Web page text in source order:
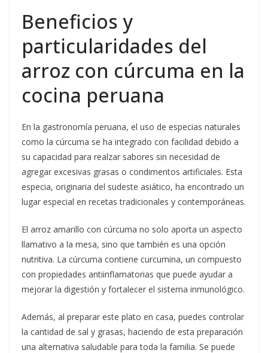
Beneficios y
particularidades del
arroz con cúrcuma en la
cocina peruana
En la gastronomía peruana, el uso de especias naturales
como la cúrcuma se ha integrado con facilidad debido a
su capacidad para realzar sabores sin necesidad de
agregar excesivas grasas o condimentos artificiales. Esta
especia, originaria del sudeste asiático, ha encontrado un
lugar especial en recetas tradicionales y contemporáneas.
El arroz amarillo con cúrcuma no solo aporta un aspecto
llamativo a la mesa, sino que también es una opción
nutritiva. La cúrcuma contiene curcumina, un compuesto
con propiedades antiinflamatorias que puede ayudar a
mejorar la digestión y fortalecer el sistema inmunológico.
Además, al preparar este plato en casa, puedes controlar
la cantidad de sal y grasas, haciendo de esta preparación
una alternativa saludable para toda la familia. Se puede